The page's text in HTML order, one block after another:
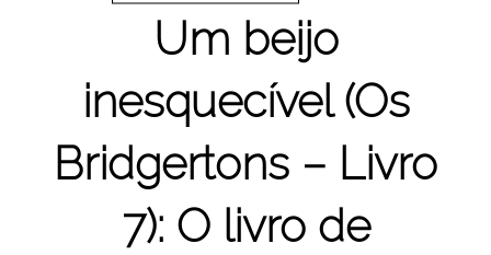
Um beijo
inesquecível (Os
Bridgertons – Livro
7): O livro de